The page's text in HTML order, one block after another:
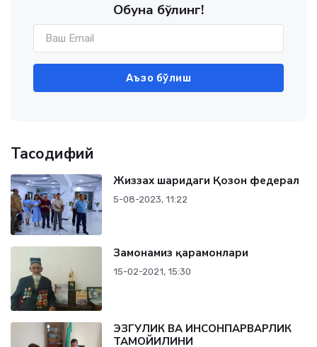
Обуна бўлинг!
Аъзо бўлиш
Тасодифий
Жиззах шаҳридаги Қозон федерал
5-08-2023, 11:22
Замонамиз қаҳрамонлари
15-02-2021, 15:30
ЭЗГУЛИК ВА ИНСОНПАРВАРЛИК
ТАМОЙИЛИНИ